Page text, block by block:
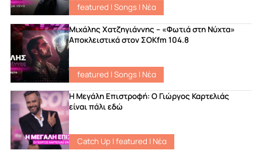
featured |Songs| Νέα
Μιχάλης Χατζηγιάννης – «Φωτιά στη Νύχτα»
Αποκλειστικά στον ΣΟΚfm 104.8
featured |Songs| Νέα
Η Μεγάλη Επιστροφή: Ο Γιώργος Καρτελιάς
είναι πάλι εδώ
Catch Up|featured | Νέα